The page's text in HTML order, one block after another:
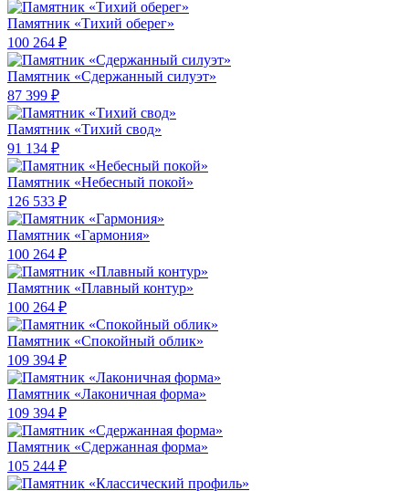
Памятник «Тихий оберег»
100 264 ₽
Памятник «Сдержанный силуэт»
87 399 ₽
Памятник «Тихий свод»
91 134 ₽
Памятник «Небесный покой»
126 533 ₽
Памятник «Гармония»
100 264 ₽
Памятник «Плавный контур»
100 264 ₽
Памятник «Спокойный облик»
109 394 ₽
Памятник «Лаконичная форма»
109 394 ₽
Памятник «Сдержанная форма»
105 244 ₽